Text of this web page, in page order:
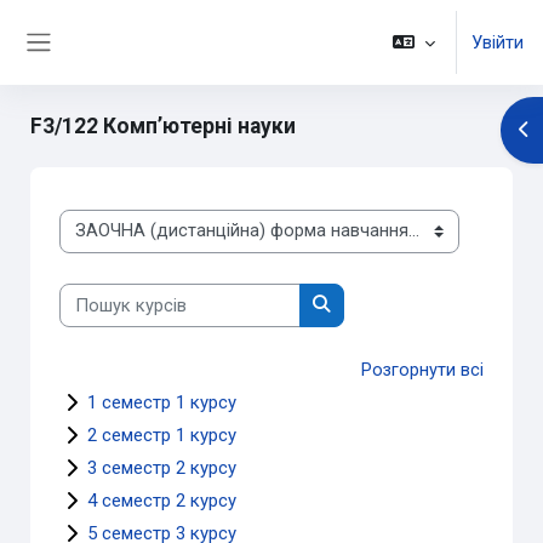
Увійти
F3/122 Комп’ютерні науки
Категорії курсів
Пошук курсів
Пошук курсів
Розгорнути всі
1 семестр 1 курсу
2 семестр 1 курсу
3 семестр 2 курсу
4 семестр 2 курсу
5 семестр 3 курсу